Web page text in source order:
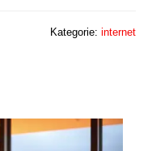
Kategorie: internet